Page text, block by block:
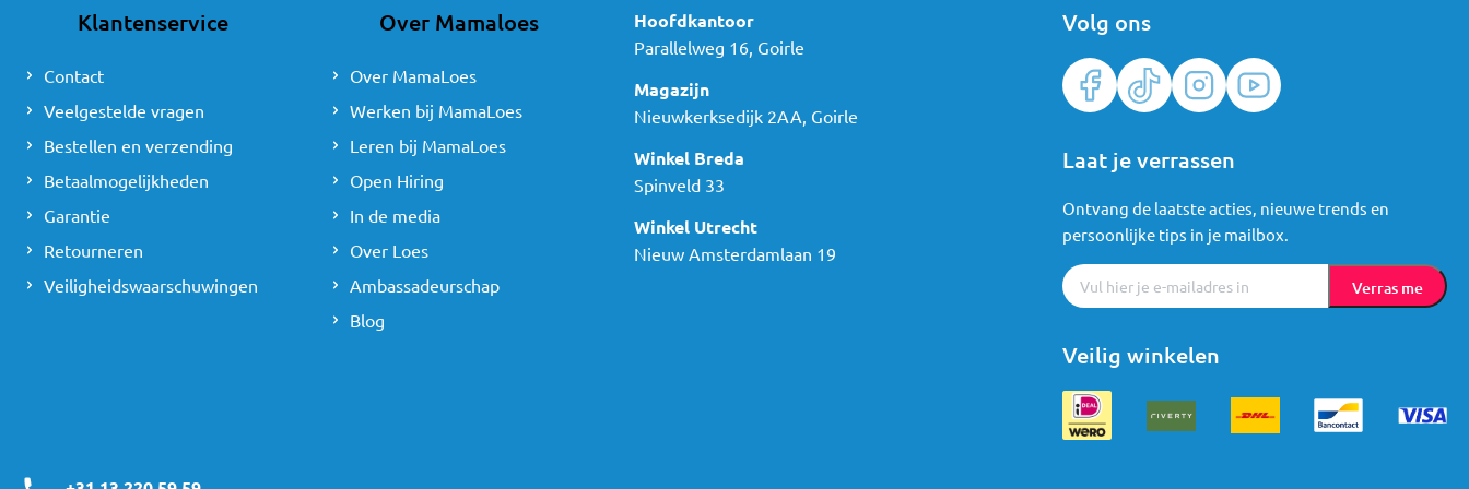
Klantenservice
Contact
Veelgestelde vragen
Bestellen en verzending
Betaalmogelijkheden
Garantie
Retourneren
Veiligheidswaarschuwingen
Over Mamaloes
Over MamaLoes
Werken bij MamaLoes
Leren bij MamaLoes
Open Hiring
In de media
Over Loes
Ambassadeurschap
Blog
Hoofdkantoor
Parallelweg 16, Goirle
Magazijn
Nieuwkerksedijk 2AA, Goirle
Winkel Breda
Spinveld 33
Winkel Utrecht
Nieuw Amsterdamlaan 19
Volg ons
Veilig winkelen
Laat je verrassen
Ontvang de laatste acties, nieuwe trends en
persoonlijke tips in je mailbox.
Verras me